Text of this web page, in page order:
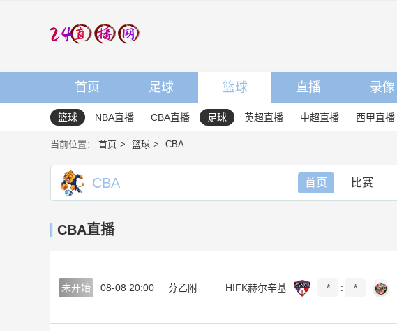
首页 足球 篮球 直播 录像
篮球 NBA直播 CBA直播 足球 英超直播 中超直播 西甲直播
当前位置： 首页 篮球 CBA
CBA 首页 比赛
CBA直播
未开始 08-08 20:00 芬乙附 HIFK赫尔辛基 * : *